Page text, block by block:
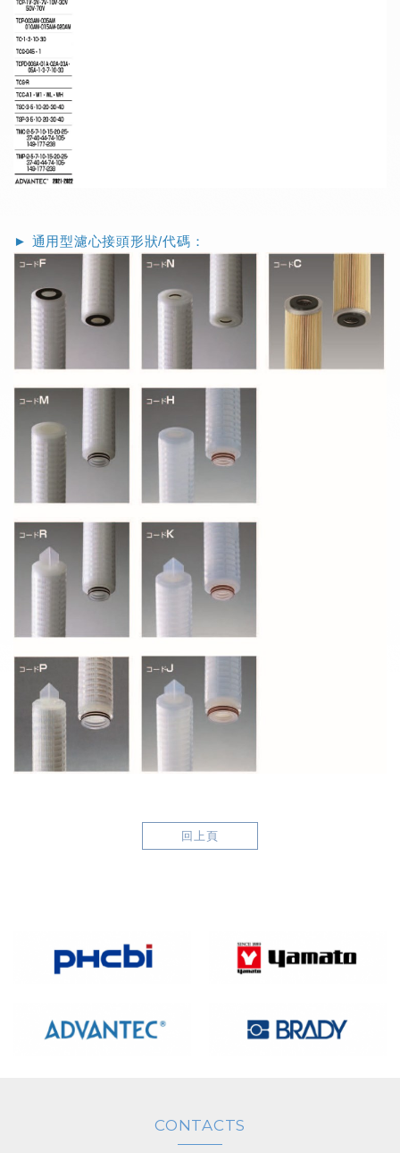
► 通用型濾心接頭形狀/代碼：
回上頁
CONTACTS